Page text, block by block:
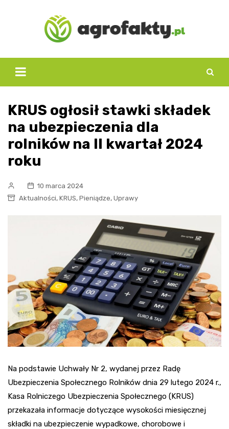
KRUS ogłosił stawki składek
na ubezpieczenia dla
rolników na II kwartał 2024
roku
10 marca 2024
Aktualności, KRUS, Pieniądze, Uprawy
Na podstawie Uchwały Nr 2, wydanej przez Radę
Ubezpieczenia Społecznego Rolników dnia 29 lutego 2024 r.,
Kasa Rolniczego Ubezpieczenia Społecznego (KRUS)
przekazała informacje dotyczące wysokości miesięcznej
składki na ubezpieczenie wypadkowe, chorobowe i